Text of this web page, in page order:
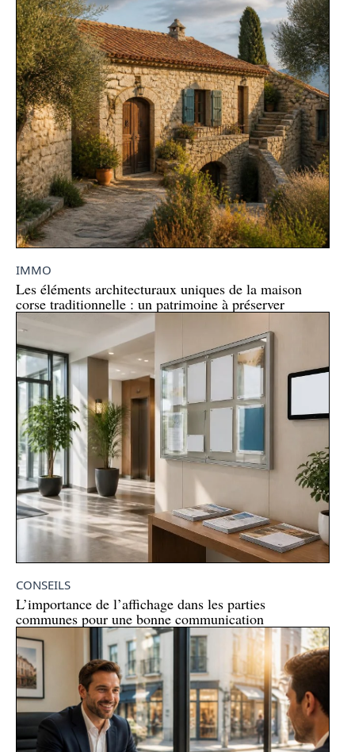
IMMO
Les éléments architecturaux uniques de la maison
corse traditionnelle : un patrimoine à préserver
CONSEILS
L’importance de l’affichage dans les parties
communes pour une bonne communication